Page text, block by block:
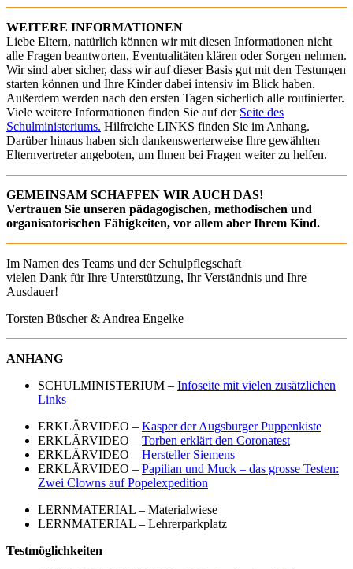
WEITERE INFORMATIONEN
Liebe Eltern, natürlich können wir mit diesen Informationen nicht
alle Fragen beantworten, Eventualitäten klären oder Sorgen nehmen.
Wir sind aber sicher, dass wir auf dieser Basis gut mit den Testungen
starten können und Ihre Kinder dabei intensiv im Blick haben.
Außerdem werden nach den ersten Tagen sicherlich alle routinierter.
Viele weitere Informationen finden Sie auf der Seite des
Schulministeriums. Hilfreiche LINKS finden Sie im Anhang.
Darüber hinaus haben sich dankenswerterweise Ihre gewählten
Elternvertreter angeboten, um Ihnen bei Fragen weiter zu helfen.
GEMEINSAM SCHAFFEN WIR AUCH DAS!
Vertrauen Sie unseren pädagogischen, methodischen und
organisatorischen Fähigkeiten, vor allem aber Ihrem Kind.
Im Namen des Teams und der Schulpflegschaft
vielen Dank für Ihre Unterstützung, Ihr Verständnis und Ihre
Ausdauer!
Torsten Büscher & Andrea Engelke
ANHANG
SCHULMINISTERIUM – Infoseite mit vielen zusätzlichen
Links
ERKLÄRVIDEO – Kasper der Augsburger Puppenkiste
ERKLÄRVIDEO – Torben erklärt den Coronatest
ERKLÄRVIDEO – Hersteller Siemens
ERKLÄRVIDEO – Papilian und Muck – das grosse Testen:
Zwei Clowns auf Popelexpedition
LERNMATERIAL – Materialwiese
LERNMATERIAL – Lehrerparkplatz
Testmöglichkeiten